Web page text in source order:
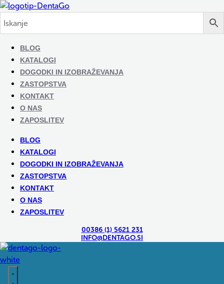
BLOG
KATALOGI
DOGODKI IN IZOBRAŽEVANJA
ZASTOPSTVA
KONTAKT
O NAS
ZAPOSLITEV
BLOG
KATALOGI
DOGODKI IN IZOBRAŽEVANJA
ZASTOPSTVA
KONTAKT
O NAS
ZAPOSLITEV
00386 (1) 5621 231
INFO@DENTAGO.SI